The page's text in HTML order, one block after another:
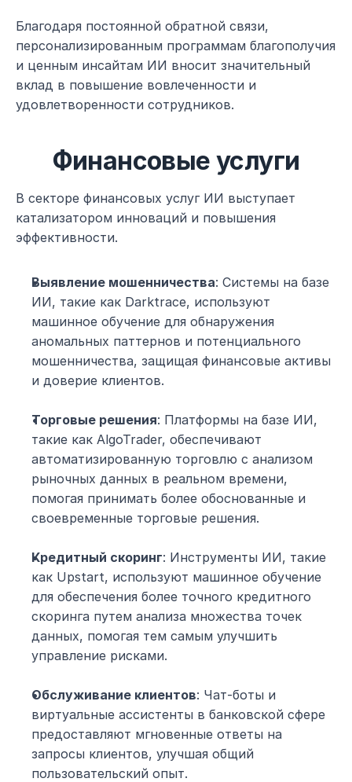
Благодаря постоянной обратной связи,
персонализированным программам благополучия
и ценным инсайтам ИИ вносит значительный
вклад в повышение вовлеченности и
удовлетворенности сотрудников.
Финансовые услуги
В секторе финансовых услуг ИИ выступает
катализатором инноваций и повышения
эффективности.
Выявление мошенничества: Системы на базе
ИИ, такие как Darktrace, используют
машинное обучение для обнаружения
аномальных паттернов и потенциального
мошенничества, защищая финансовые активы
и доверие клиентов.
Торговые решения: Платформы на базе ИИ,
такие как AlgoTrader, обеспечивают
автоматизированную торговлю с анализом
рыночных данных в реальном времени,
помогая принимать более обоснованные и
своевременные торговые решения.
Кредитный скоринг: Инструменты ИИ, такие
как Upstart, используют машинное обучение
для обеспечения более точного кредитного
скоринга путем анализа множества точек
данных, помогая тем самым улучшить
управление рисками.
Обслуживание клиентов: Чат-боты и
виртуальные ассистенты в банковской сфере
предоставляют мгновенные ответы на
запросы клиентов, улучшая общий
пользовательский опыт.